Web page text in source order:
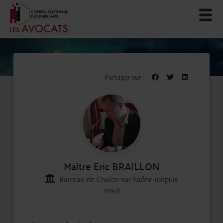
Partager sur :
Maître Eric BRAILLON
Barreau de Chalon-sur-Saône (depuis
1997)